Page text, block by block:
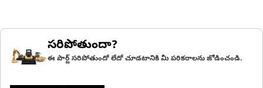
సరిపోతుందా?
ఈ పార్ట్ సరిపోతుందో లేదో చూడటానికి మీ పరికరాలను జోడించండి.